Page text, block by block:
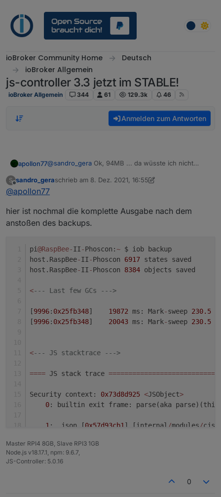
ioBroker Community Home
Deutsch
ioBroker Allgemein
js-controller 3.3 jetzt im STABLE!
ioBroker Allgemein 344 61 129.3k 46
Anmelden zum Antworten
apollon77@sandro_gera Ok, 94MB ... da wüsste ich nicht
Welche Node.js version?
S
Offline
sandro_geraschrieb am 8. Dez. 2021, 16:55
zuletzt editiert von sandro_gera12. Aug. 2021, 17:58
@apollon77
hier ist nochmal die komplette Ausgabe nach dem
anstoßen des backups.
pi@RaspBee-II-Phoscon:~ $ iob backup
host.RaspBee-II-Phoscon 6917 states saved
host.RaspBee-II-Phoscon 8384 objects saved
<--- Last few GCs --->
[9996: 0x25fb348] 19872 ms: Mark-sweep 230.5
[9996: 0x25fb348] 20043 ms: Mark-sweep 230.5
<--- JS stacktrace --->
==== JS stack trace ===========================
Security context: 0x73d8d925 <JSObject>
0: builtin exit frame: parse(aka parse)(this
1 : .json [0x57d93cb1 ] [internal /modules /cjs
FATAL ERROR: CALL_AND_RETRY_LAST Allocation
/usr/ bin/ iob: Zeile
Master RPI4 8GB, Slave RPI3 1GB
Node.js v18.17.1, npm: 9.6.7,
JS-Controller: 5.0.16
0